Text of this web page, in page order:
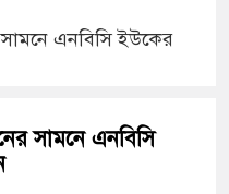
সামনে এনবিসি ইউকের
সামনে এনবিসি